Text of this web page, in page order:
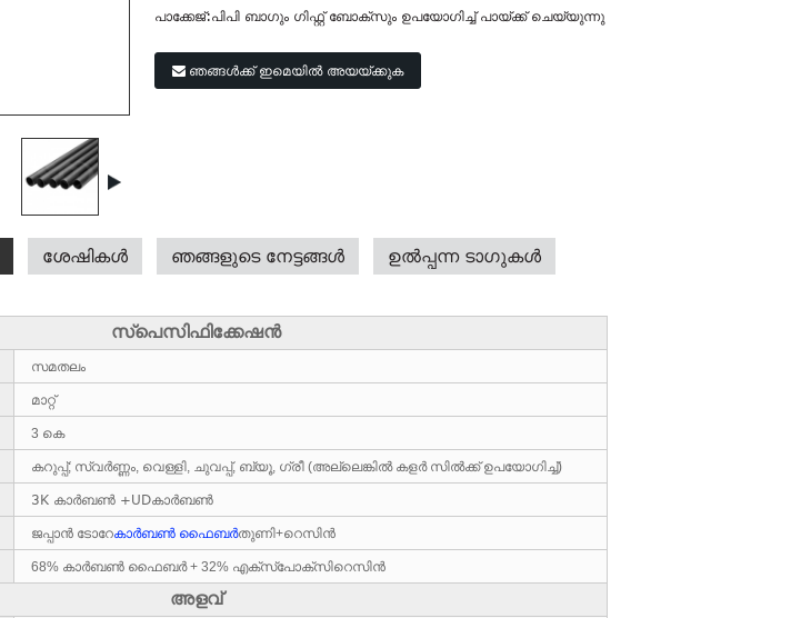
പാക്കേജ്:പിപി ബാഗും ഗിഫ്റ്റ് ബോക്സും ഉപയോഗിച്ച് പായ്ക്ക് ചെയ്യുന്നു
ഞങ്ങൾക്ക് ഇമെയിൽ അയയ്ക്കുക
ശേഷികൾ ഞങ്ങളുടെ നേട്ടങ്ങൾ ഉൽപ്പന്ന ടാഗുകൾ
സ്പെസിഫിക്കേഷൻ
സമതലം
മാറ്റ്
3 കെ
കറുപ്പ്; സ്വർണ്ണം, വെള്ളി, ചുവപ്പ്, ബ്യൂ, ഗ്രീ (അല്ലെങ്കിൽ കളർ സിൽക്ക് ഉപയോഗിച്ച്)
3K കാർബൺ +UDകാർബൺ
ജപ്പാൻ ടോറേകാർബൺ ഫൈബർതുണി+റെസിൻ
68% കാർബൺ ഫൈബർ + 32% എക്‌സ്‌പോക്‌സിറെസിൻ
അളവ്